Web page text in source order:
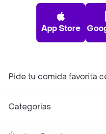
App Store
Pide tu comida favorita
Categorías